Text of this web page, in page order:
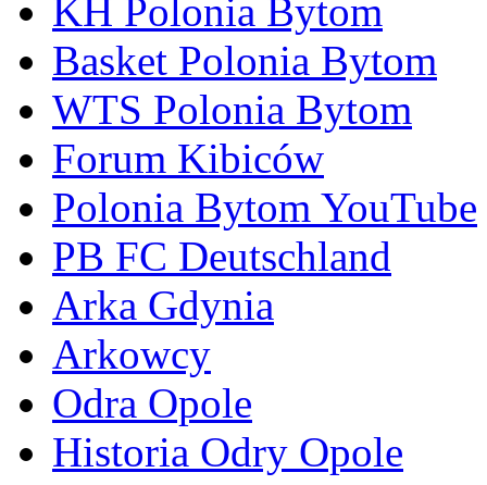
KH Polonia Bytom
Basket Polonia Bytom
WTS Polonia Bytom
Forum Kibiców
Polonia Bytom YouTube
PB FC Deutschland
Arka Gdynia
Arkowcy
Odra Opole
Historia Odry Opole